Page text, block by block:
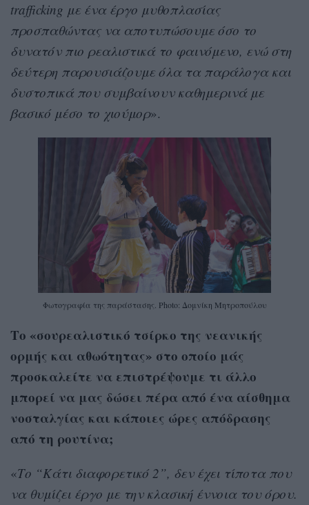
trafficking με ένα έργο μυθοπλασίας
προσπαθώντας να αποτυπώσουμε όσο το
δυνατόν πιο ρεαλιστικά το φαινόμενο, ενώ στη
δεύτερη παρουσιάζουμε όλα τα παράλογα και
δυστοπικά που συμβαίνουν καθημερινά με
βασικό μέσο το χιούμορ».
Φωτογραφία της παράστασης. Photo: Δομνίκη Μητροπούλου
Το «σουρεαλιστικό τσίρκο της νεανικής
ορμής και αθωότητας» στο οποίο μάς
προσκαλείτε να επιστρέψουμε τι άλλο
μπορεί να μας δώσει πέρα από ένα αίσθημα
νοσταλγίας και κάποιες ώρες απόδρασης
από τη ρουτίνα;
«Το “Κάτι διαφορετικό 2”, δεν έχει τίποτα που
να θυμίζει έργο με την κλασική έννοια του όρου.